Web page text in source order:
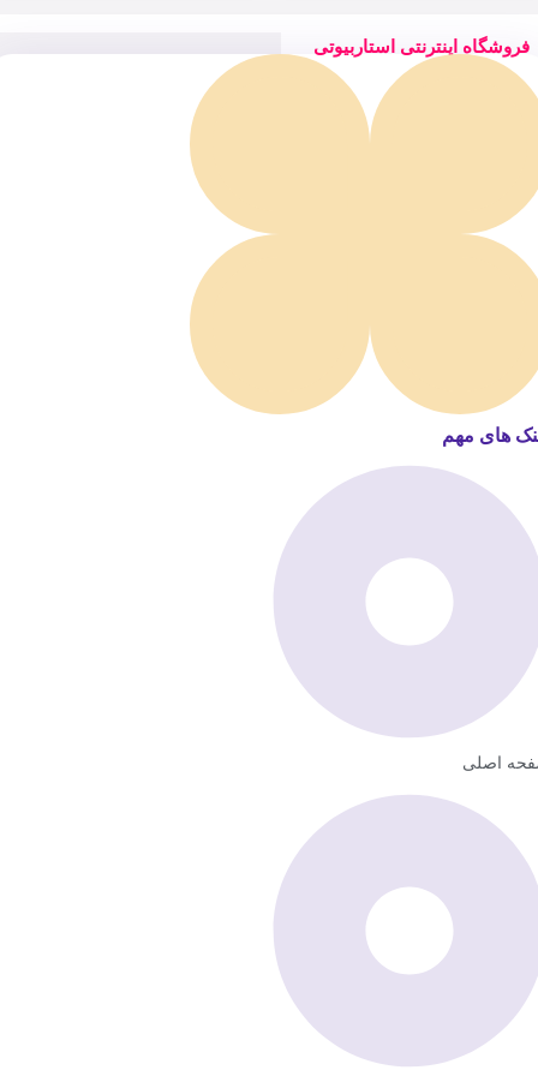
فروشگاه اینترنتی استاربیوتی
های مهم
اصلی